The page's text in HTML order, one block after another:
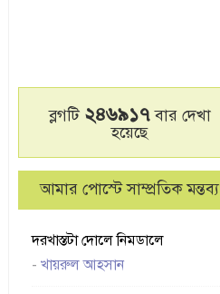
ব্লগটি ২৪৬৯১৭বার দেখা
হয়েছে
আমার পোস্টে সাম্প্রতিক মন্তব্য
দরখাস্তটা দোলে নিমডালে
- খায়রুল আহসান